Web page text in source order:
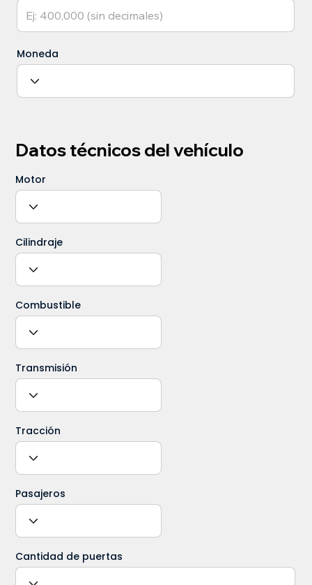
Moneda
Datos técnicos del vehículo
Motor
Cilindraje
Combustible
Transmisión
Tracción
Pasajeros
Cantidad de puertas